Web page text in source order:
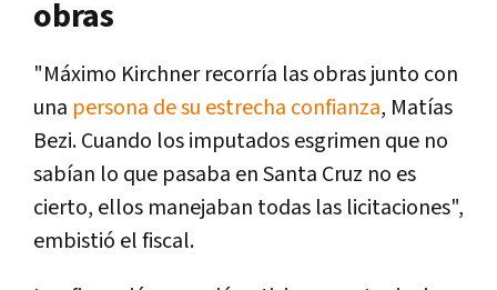
obras
"Máximo Kirchner recorría las obras junto con
una persona de su estrecha confianza, Matías
Bezi. Cuando los imputados esgrimen que no
sabían lo que pasaba en Santa Cruz no es
cierto, ellos manejaban todas las licitaciones",
embistió el fiscal.